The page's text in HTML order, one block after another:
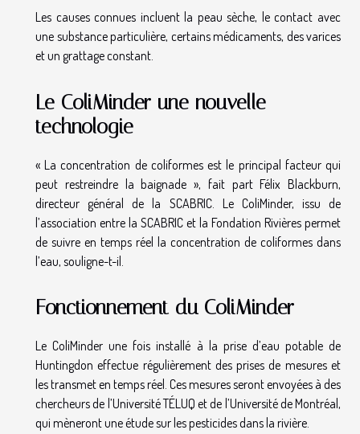
Les causes connues incluent la peau sèche, le contact avec
une substance particulière, certains médicaments, des varices
et un grattage constant.
Le ColiMinder une nouvelle
technologie
« La concentration de coliformes est le principal facteur qui
peut restreindre la baignade », fait part Félix Blackburn,
directeur général de la SCABRIC. Le ColiMinder, issu de
l’association entre la SCABRIC et la Fondation Rivières permet
de suivre en temps réel la concentration de coliformes dans
l’eau, souligne-t-il.
Fonctionnement du ColiMinder
Le ColiMinder une fois installé à la prise d’eau potable de
Huntingdon effectue régulièrement des prises de mesures et
les transmet en temps réel. Ces mesures seront envoyées à des
chercheurs de l’Université TÉLUQ et de l’Université de Montréal,
qui mèneront une étude sur les pesticides dans la rivière.